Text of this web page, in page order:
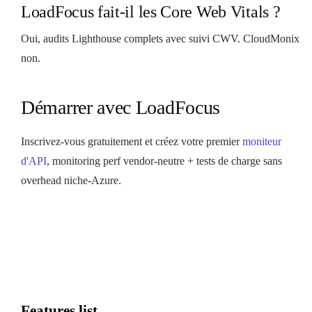
LoadFocus fait-il les Core Web Vitals ?
Oui, audits Lighthouse complets avec suivi CWV. CloudMonix
non.
Démarrer avec LoadFocus
Inscrivez-vous gratuitement et créez votre premiermoniteur
d'API, monitoring perf vendor-neutre + tests de charge sans
overhead niche-Azure.